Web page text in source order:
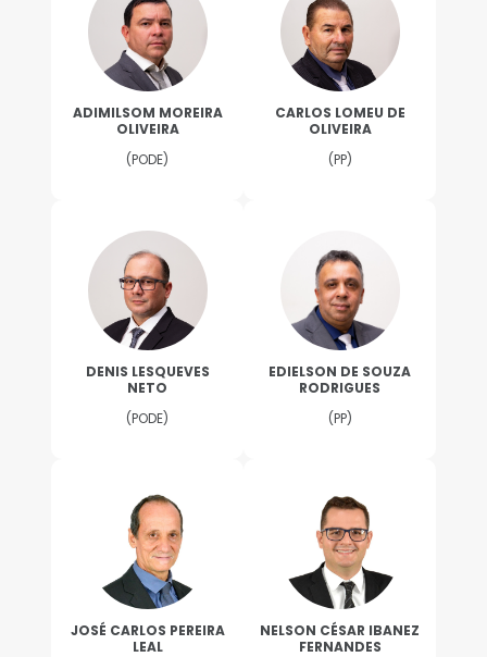
ADIMILSOM MOREIRA
OLIVEIRA
(PODE)
CARLOS LOMEU DE
OLIVEIRA
(PP)
DENIS LESQUEVES
NETO
(PODE)
EDIELSON DE SOUZA
RODRIGUES
(PP)
JOSÉ CARLOS PEREIRA
LEAL
NELSON CÉSAR IBANEZ
FERNANDES